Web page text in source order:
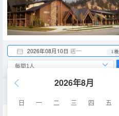
2026年08月10日 週一 1 晚
2026年8月
日 一 二 三 四 五